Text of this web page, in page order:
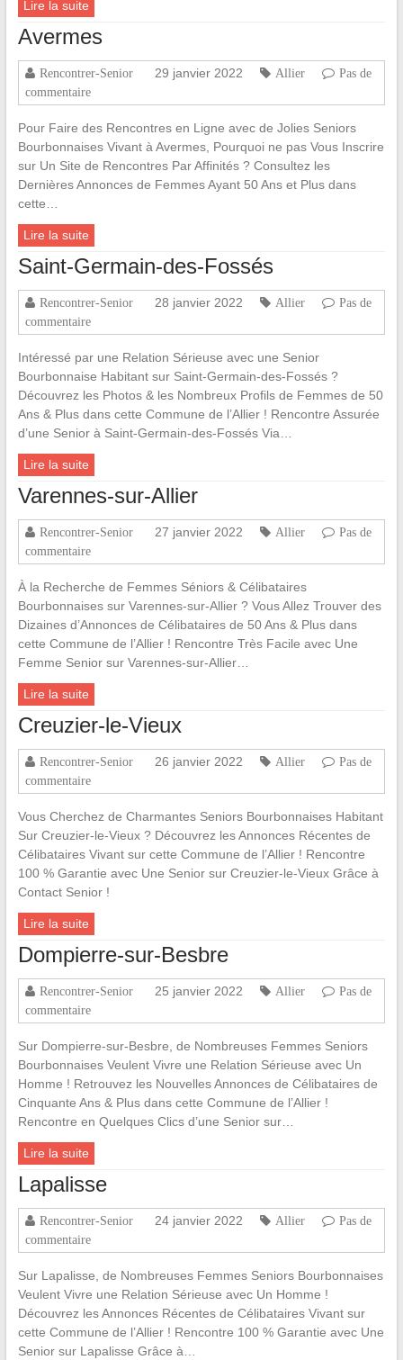
Lire la suite
Avermes
Rencontrer-Senior 29 janvier 2022 Allier
Pas de
commentaire
Pour Faire des Rencontres en Ligne avec de Jolies Seniors
Bourbonnaises Vivant à Avermes, Pourquoi ne pas Vous Inscrire
sur Un Site de Rencontres Par Affinités ? Consultez les
Dernières Annonces de Femmes Ayant 50 Ans et Plus dans
cette…
Lire la suite
Saint-Germain-des-Fossés
Rencontrer-Senior 28 janvier 2022 Allier
Pas de
commentaire
Intéressé par une Relation Sérieuse avec une Senior
Bourbonnaise Habitant sur Saint-Germain-des-Fossés ?
Découvrez les Photos & les Nombreux Profils de Femmes de 50
Ans & Plus dans cette Commune de l’Allier ! Rencontre Assurée
d’une Senior à Saint-Germain-des-Fossés Via…
Lire la suite
Varennes-sur-Allier
Rencontrer-Senior 27 janvier 2022 Allier
Pas de
commentaire
À la Recherche de Femmes Séniors & Célibataires
Bourbonnaises sur Varennes-sur-Allier ? Vous Allez Trouver des
Dizaines d’Annonces de Célibataires de 50 Ans & Plus dans
cette Commune de l’Allier ! Rencontre Très Facile avec Une
Femme Senior sur Varennes-sur-Allier…
Lire la suite
Creuzier-le-Vieux
Rencontrer-Senior 26 janvier 2022 Allier
Pas de
commentaire
Vous Cherchez de Charmantes Seniors Bourbonnaises Habitant
Sur Creuzier-le-Vieux ? Découvrez les Annonces Récentes de
Célibataires Vivant sur cette Commune de l’Allier ! Rencontre
100 % Garantie avec Une Senior sur Creuzier-le-Vieux Grâce à
Contact Senior !
Lire la suite
Dompierre-sur-Besbre
Rencontrer-Senior 25 janvier 2022 Allier
Pas de
commentaire
Sur Dompierre-sur-Besbre, de Nombreuses Femmes Seniors
Bourbonnaises Veulent Vivre une Relation Sérieuse avec Un
Homme ! Retrouvez les Nouvelles Annonces de Célibataires de
Cinquante Ans & Plus dans cette Commune de l’Allier !
Rencontre en Quelques Clics d’une Senior sur…
Lire la suite
Lapalisse
Rencontrer-Senior 24 janvier 2022 Allier
Pas de
commentaire
Sur Lapalisse, de Nombreuses Femmes Seniors Bourbonnaises
Veulent Vivre une Relation Sérieuse avec Un Homme !
Découvrez les Annonces Récentes de Célibataires Vivant sur
cette Commune de l’Allier ! Rencontre 100 % Garantie avec Une
Senior sur Lapalisse Grâce à…